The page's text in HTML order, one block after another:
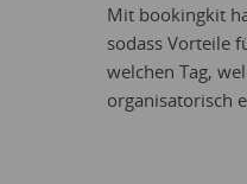
Mit bookingkit
sodass Vorteile
welchen Tag,
organisatorisch